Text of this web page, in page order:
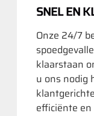
SNEL EN
Onze 24/7
klaarstaan
u ons nodig
efficiënte en